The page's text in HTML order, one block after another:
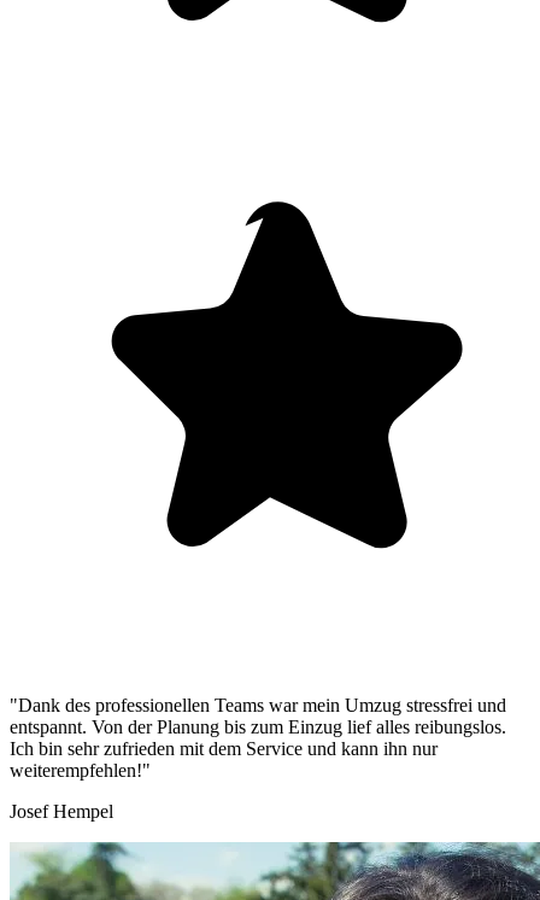
"Dank des professionellen Teams war mein Umzug stressfrei und
entspannt. Von der Planung bis zum Einzug lief alles reibungslos.
Ich bin sehr zufrieden mit dem Service und kann ihn nur
weiterempfehlen!"
Josef Hempel